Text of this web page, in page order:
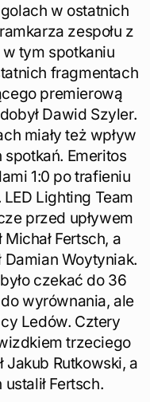
w ostatnich
zespołu z
tym spotkaniu
fragmentach
premierową
Dawid Szyler.
miały też wpływ
Emeritos
1:0 po trafieniu
Lighting Team
przed upływem
Fertsch, a
Damian Woytyniak.
czekać do 36
wyrównania, ale
Ledów. Cztery
trzeciego
Jakub Rutkowski, a
Fertsch.